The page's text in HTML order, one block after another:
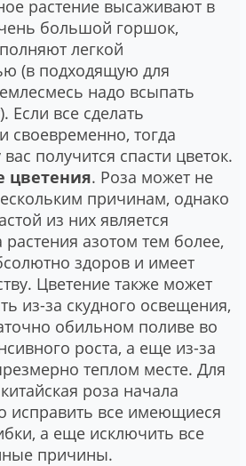
растение высаживают в
большой горшок,
легкой
(в подходящую для
надо всыпать
Если все сделать
своевременно, тогда
получится спасти цветок.
цветения. Роза может не
причинам, однако
из них является
азотом тем более,
здоров и имеет
Цветение также может
из-за скудного освещения,
обильном поливе во
роста, а еще из-за
теплом месте. Для
роза начала
исправить все имеющиеся
а еще исключить все
причины.